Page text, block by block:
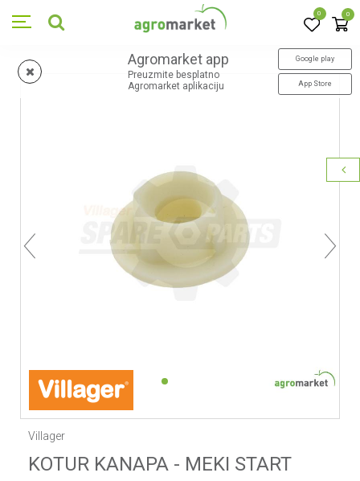
0 0
Agromarket app
Preuzmite besplatno
Agromarket aplikaciju
Google play
App Store
1
Villager
KOTUR KANAPA - MEKI START